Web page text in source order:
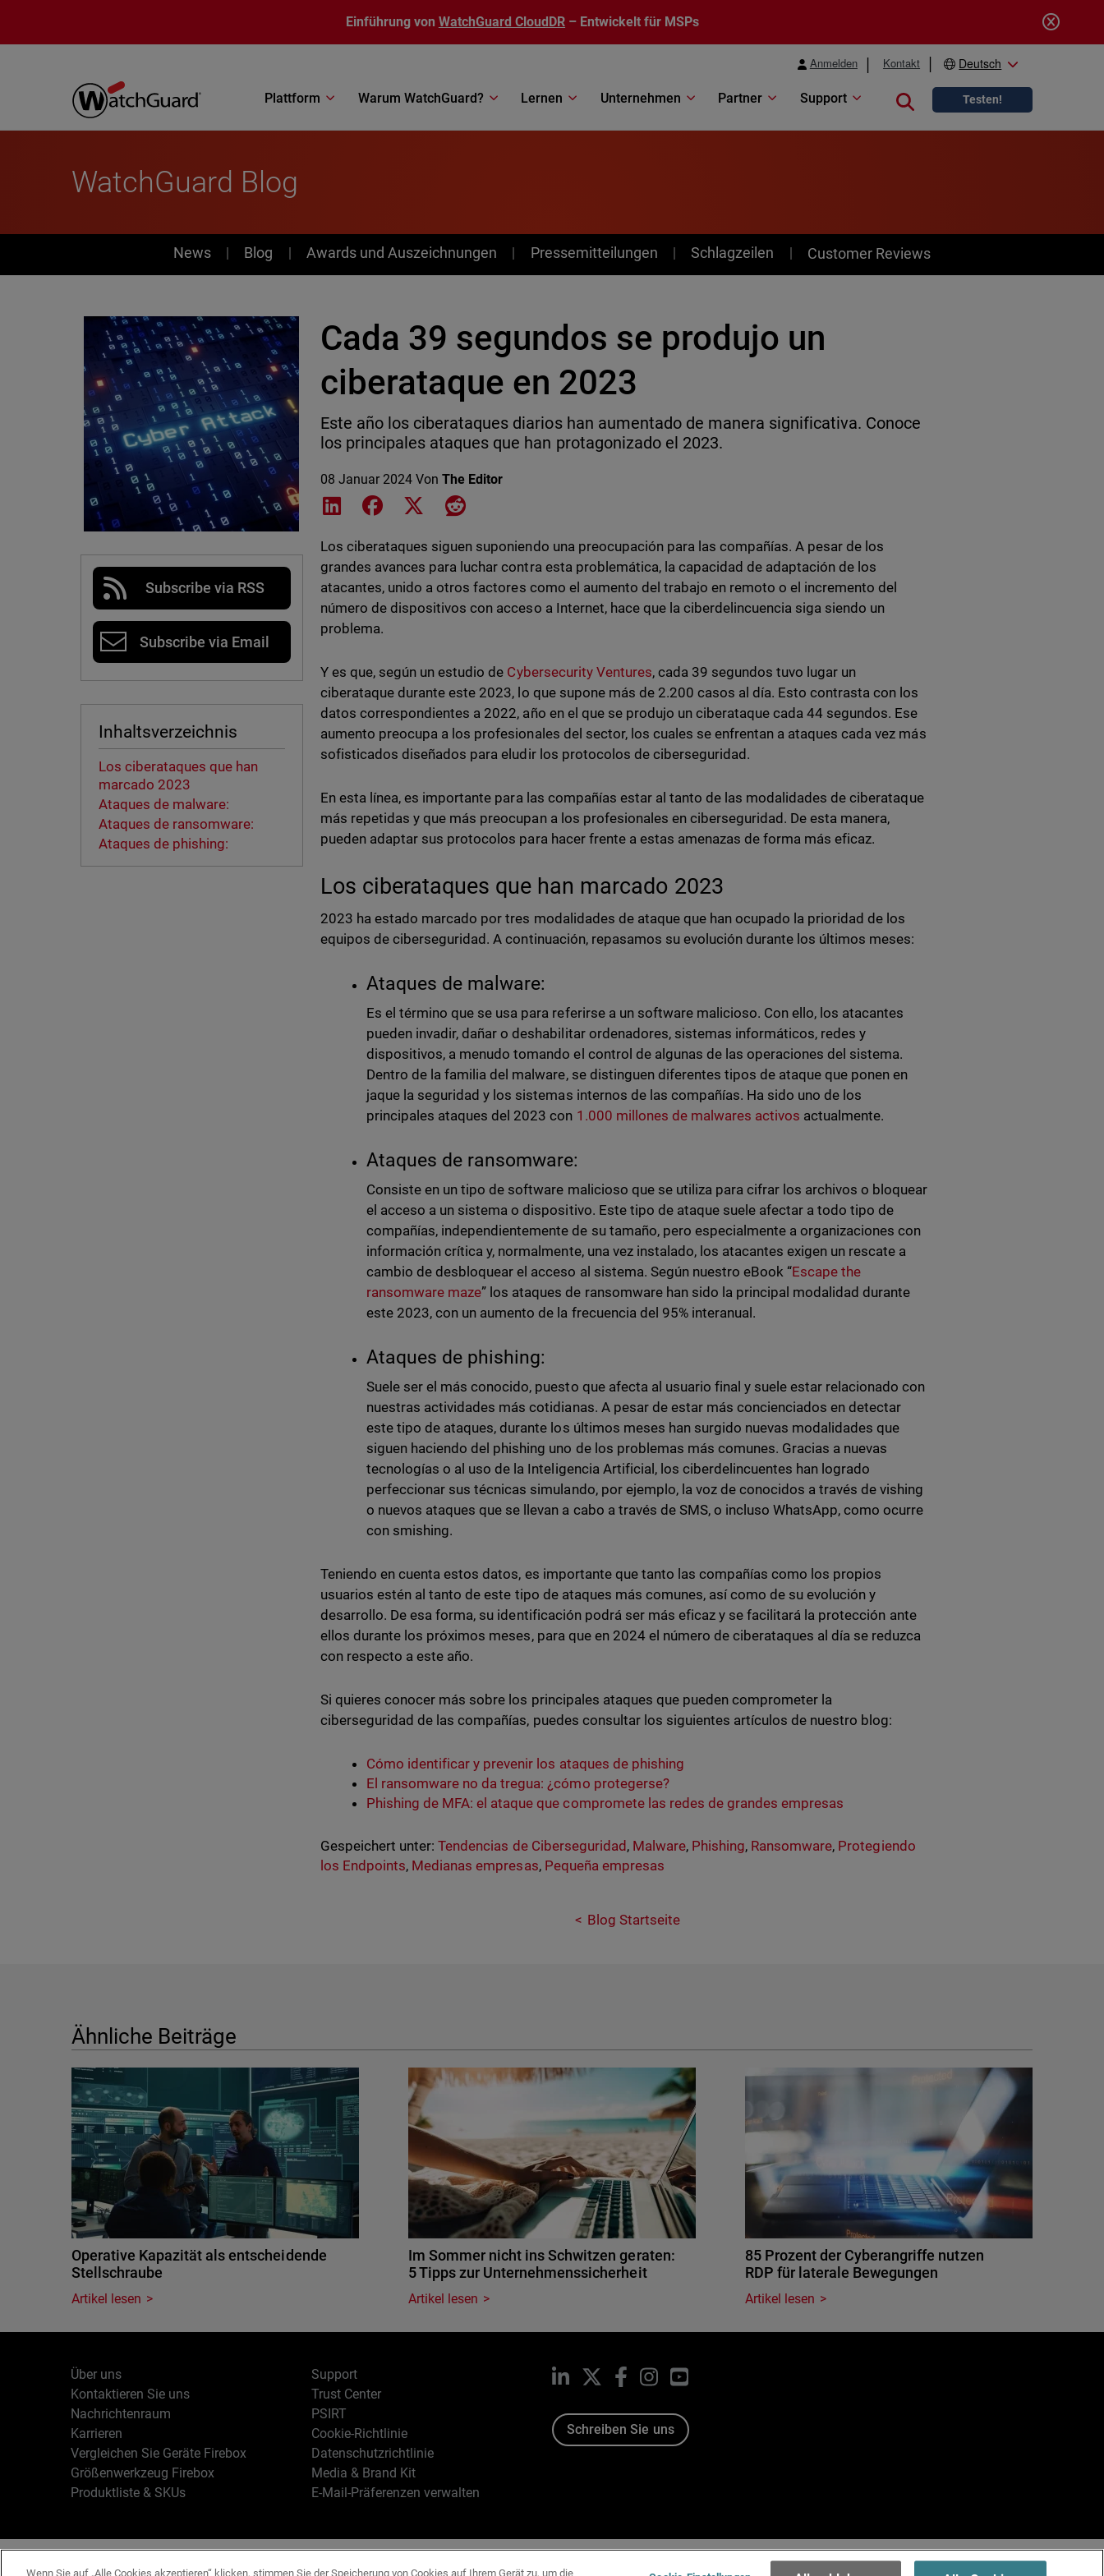
Einführung von WatchGuard CloudDR – Entwickelt für MSPs
Anmelden Kontakt Deutsch
Plattform Warum WatchGuard? Lernen Unternehmen Partner Support Close search
Testen!
WatchGuard Blog
News
News Blog Awards und Auszeichnungen Pressemitteilungen Schlagzeilen Customer Reviews
Subscribe via RSS
Subscribe via Email
Inhaltsverzeichnis
Los ciberataques que han
marcado 2023
Ataques de malware:
Ataques de ransomware:
Ataques de phishing:
Cada 39 segundos se produjo un
ciberataque en 2023
Este año los ciberataques diarios han aumentado de manera significativa. Conoce
los principales ataques que han protagonizado el 2023.
08 Januar 2024 VonThe Editor
Share on LinkedIn
Share on Facebook
Share on XShare on Reddit
Los ciberataques siguen suponiendo una preocupación para las compañías. A pesar de los
grandes avances para luchar contra esta problemática, la capacidad de adaptación de los
atacantes, unido a otros factores como el aumento del trabajo en remoto o el incremento del
número de dispositivos con acceso a Internet, hace que la ciberdelincuencia siga siendo un
problema.
Y es que, según un estudio de Cybersecurity Ventures, cada 39 segundos tuvo lugar un
ciberataque durante este 2023, lo que supone más de 2.200 casos al día. Esto contrasta con los
datos correspondientes a 2022, año en el que se produjo un ciberataque cada 44 segundos. Ese
aumento preocupa a los profesionales del sector, los cuales se enfrentan a ataques cada vez más
sofisticados diseñados para eludir los protocolos de ciberseguridad.
En esta línea, es importante para las compañías estar al tanto de las modalidades de ciberataque
más repetidas y que más preocupan a los profesionales en ciberseguridad. De esta manera,
pueden adaptar sus protocolos para hacer frente a estas amenazas de forma más eficaz.
Los ciberataques que han marcado 2023
2023 ha estado marcado por tres modalidades de ataque que han ocupado la prioridad de los
equipos de ciberseguridad. A continuación, repasamos su evolución durante los últimos meses:
Ataques de malware:
Es el término que se usa para referirse a un software malicioso. Con ello, los atacantes
pueden invadir, dañar o deshabilitar ordenadores, sistemas informáticos, redes y
dispositivos, a menudo tomando el control de algunas de las operaciones del sistema.
Dentro de la familia del malware, se distinguen diferentes tipos de ataque que ponen en
jaque la seguridad y los sistemas internos de las compañías. Ha sido uno de los
principales ataques del 2023 con 1.000 millones de malwares activos actualmente.
Ataques de ransomware:
Consiste en un tipo de software malicioso que se utiliza para cifrar los archivos o bloquear
el acceso a un sistema o dispositivo. Este tipo de ataque suele afectar a todo tipo de
compañías, independientemente de su tamaño, pero especialmente a organizaciones con
información crítica y, normalmente, una vez instalado, los atacantes exigen un rescate a
cambio de desbloquear el acceso al sistema. Según nuestro eBook “Escape the
ransomware maze” los ataques de ransomware han sido la principal modalidad durante
este 2023, con un aumento de la frecuencia del 95% interanual.
Ataques de phishing:
Suele ser el más conocido, puesto que afecta al usuario final y suele estar relacionado con
nuestras actividades más cotidianas. A pesar de estar más concienciados en detectar
este tipo de ataques, durante los últimos meses han surgido nuevas modalidades que
siguen haciendo del phishing uno de los problemas más comunes. Gracias a nuevas
tecnologías o al uso de la Inteligencia Artificial, los ciberdelincuentes han logrado
perfeccionar sus técnicas simulando, por ejemplo, la voz de conocidos a través de vishing
o nuevos ataques que se llevan a cabo a través de SMS, o incluso WhatsApp, como ocurre
con smishing.
Teniendo en cuenta estos datos, es importante que tanto las compañías como los propios
usuarios estén al tanto de este tipo de ataques más comunes, así como de su evolución y
desarrollo. De esa forma, su identificación podrá ser más eficaz y se facilitará la protección ante
ellos durante los próximos meses, para que en 2024 el número de ciberataques al día se reduzca
con respecto a este año.
Si quieres conocer más sobre los principales ataques que pueden comprometer la
ciberseguridad de las compañías, puedes consultar los siguientes artículos de nuestro blog:
Cómo identificar y prevenir los ataques de phishing
El ransomware no da tregua: ¿cómo protegerse?
Phishing de MFA: el ataque que compromete las redes de grandes empresas
Gespeichert unter: Tendencias de Ciberseguridad , Malware, Phishing, Ransomware, Protegiendo
los Endpoints, Medianas empresas, Pequeña empresas
Blog Startseite
Ähnliche Beiträge
Operative Kapazität als entscheidende
Stellschraube
Artikel lesen
Im Sommer nicht ins Schwitzen geraten:
5 Tipps zur Unternehmenssicherheit
Artikel lesen
85 Prozent der Cyberangriffe nutzen
RDP für laterale Bewegungen
Artikel lesen
Über uns
Kontaktieren Sie uns
Nachrichtenraum
Karrieren
Vergleichen Sie Geräte Firebox
Größenwerkzeug Firebox
Produktliste & SKUs
Support
Trust Center
PSIRT
Cookie-Richtlinie
Datenschutzrichtlinie
Media & Brand Kit
E-Mail-Präferenzen verwalten
LinkedIn Facebook
InstagramYouTube
Schreiben Sie uns
Copyright © 1996-2026 WatchGuard Technologies, Inc. Alle Rechte vorbehalten. Terms of Use >
Wenn Sie auf „Alle Cookies akzeptieren“ klicken, stimmen Sie der Speicherung von Cookies auf Ihrem Gerät zu, um die